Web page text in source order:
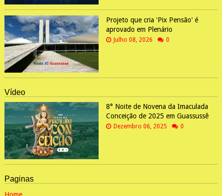
Projeto que cria 'Pix Pensão' é
aprovado em Plenário
Julho 08, 2026 0
Vídeo
8° Noite de Novena da Imaculada
Conceição de 2025 em Guassussê
Dezembro 06, 2025 0
Paginas
Home